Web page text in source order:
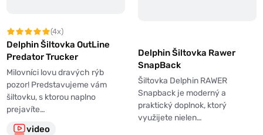
(4x)
Delphin Šiltovka OutLine
Predator Trucker
Milovníci lovu dravých rýb
pozor! Predstavujeme vám
šiltovku, s ktorou naplno
prejavíte…
video
Delphin Šiltovka Rawer
SnapBack
Šiltovka Delphin RAWER
Snapback je moderný a
praktický doplnok, ktorý
využijete nielen…